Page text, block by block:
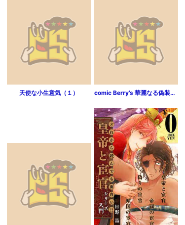
天使な小生意気（１） comic Berry’s 華麗なる偽装結婚1巻